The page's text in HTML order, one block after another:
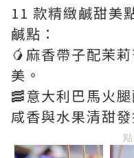
11 款精緻鹹甜美
鹹點：
🥭麻香帶子配茉
美。
🥓意大利巴馬火
咸香與水果清甜